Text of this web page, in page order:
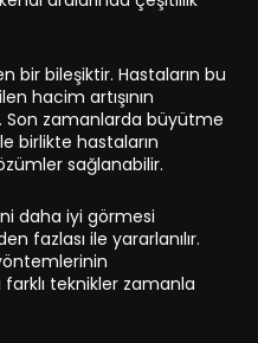
bir bileşiktir. Hastaların bu
hacim artışının
Son zamanlarda büyütme
birlikte hastaların
sağlanabilir.
daha iyi görmesi
fazlası ile yararlanılır.
teknikler zamanla